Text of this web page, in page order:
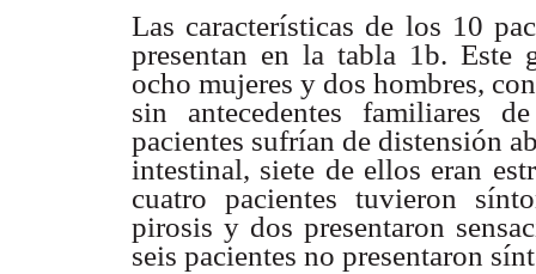
Las características de los 10
presentan en la tabla 1b. Este
ocho mujeres y dos hombres,
sin antecedentes familiares
pacientes sufrían de distensión
intestinal, siete de ellos eran
cuatro pacientes tuvieron
pirosis y dos presentaron
seis pacientes no presentaron